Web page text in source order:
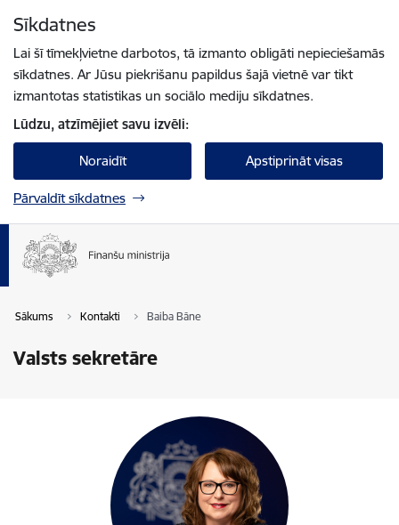
Sīkdatnes
Lai šī tīmekļvietne darbotos, tā izmanto obligāti nepieciešamās
sīkdatnes. Ar Jūsu piekrišanu papildus šajā vietnē var tikt
izmantotas statistikas un sociālo mediju sīkdatnes.
Lūdzu, atzīmējiet savu izvēli:
Noraidīt Apstiprināt visas
Pārvaldīt sīkdatnes
Sākums Kontakti Baiba Bāne
Valsts sekretāre